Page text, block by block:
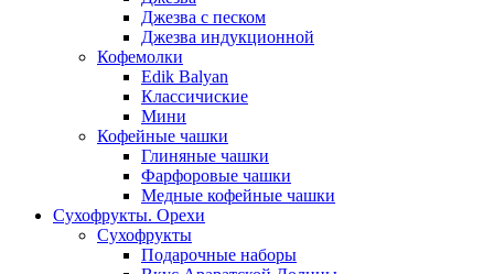
Джезва с песком
Джезва индукционной
Кофемолки
Edik Balyan
Классичиские
Мини
Кофейные чашки
Глиняные чашки
Фарфоровые чашки
Медные кофейные чашки
Сухофрукты. Орехи
Сухофрукты
Подарочные наборы